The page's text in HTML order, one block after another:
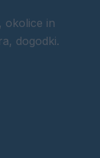
okolice in
dogodki.